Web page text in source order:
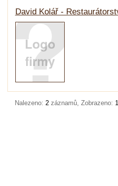
David Kolář -
Nalezeno: 2 záznamů, Zobrazeno: